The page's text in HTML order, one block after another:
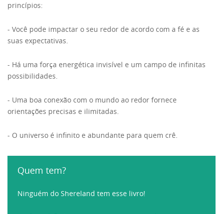
princípios:
- Você pode impactar o seu redor de acordo com a fé e as
suas expectativas.
- Há uma força energética invisível e um campo de infinitas
possibilidades.
- Uma boa conexão com o mundo ao redor fornece
orientações precisas e ilimitadas.
- O universo é infinito e abundante para quem crê.
Quem tem?
Ninguém do Shereland tem esse livro!